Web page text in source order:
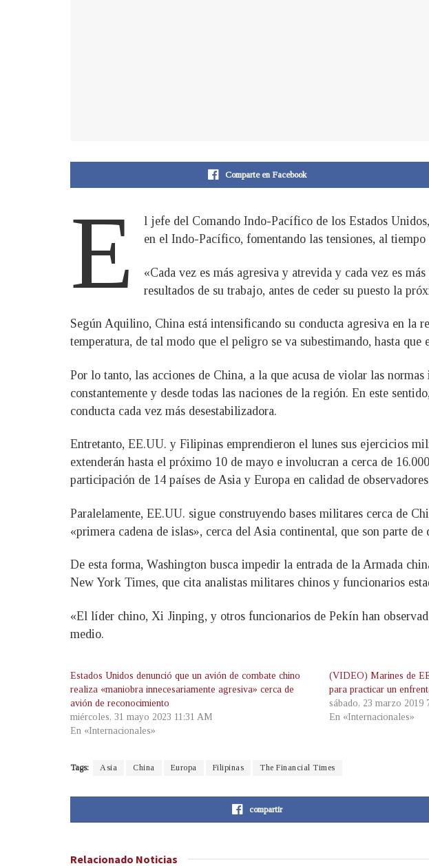
Comparte en Facebook
E
l jefe del Comando Indo-Pacífico de los Estados
en el Indo-Pacífico, fomentando las tensiones, al
«Cada vez es más agresiva y atrevida y cada vez es
resultados de su trabajo, antes de ceder su puesto la
Según Aquilino, China está intensificando su conducta agresiva en la
temperatura, de tal modo que el peligro se va subestimando, hasta que
Por lo tanto, las acciones de China, a la que acusa de violar las
constantemente y desde todas las naciones de la región. En este
conducta cada vez más desestabilizadora.
Entretanto, EE.UU. y Filipinas emprendieron el lunes sus ejercicios
extenderán hasta el próximo 10 de mayo e involucran a cerca de
participación de 14 países de Asia y Europa en calidad de
Paralelamente, EE.UU. sigue construyendo bases militares cerca de
«primera cadena de islas», cerca del Asia continental, que son parte de
De esta forma, Washington busca impedir la entrada de la Armada
New York Times, que cita analistas militares chinos y funcionarios
«El líder chino, Xi Jinping, y otros funcionarios de Pekín han
medio.
Estados Unidos denunció que un avión de combate chino
realiza «maniobra innecesariamente agresiva» cerca de
avión de reconocimiento
miércoles, 31 mayo 2023 11:31 AM
En «Internacionales»
(VIDEO) Marines de
para practicar un
sábado, 23 marzo 2019
En «Internacionales»
Tags: Asia China Europa Filipinas The Financial Times
compartir
Relacionado Noticias